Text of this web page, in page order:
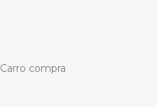
Carro compra